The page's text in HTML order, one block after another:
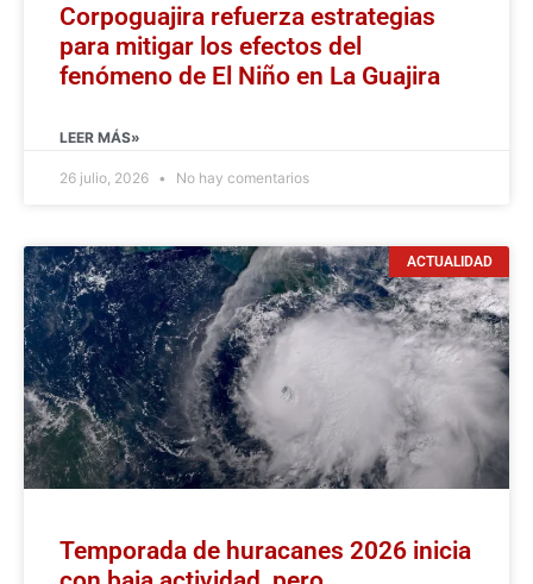
Corpoguajira refuerza estrategias
para mitigar los efectos del
fenómeno de El Niño en La Guajira
LEER MÁS»
26 julio, 2026 No hay comentarios
ACTUALIDAD
Temporada de huracanes 2026 inicia